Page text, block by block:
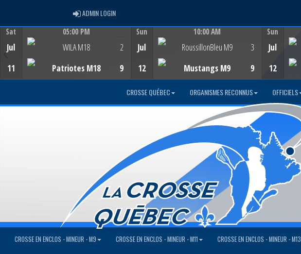
ADMIN LOGINADMIN LOGIN
Sat
Jul
11
05:00 PM
WILA M18
Patriotes M18
2
9
Sun
Jul
12
10:00 AM
RoussillonBleu M9
Mustangs M9
3
9
Sun
Jul
12
CROSSE QUÉBEC ORGANISMES RECONNUS OFFICIELS
CROSSE EN ENCLOS - MINEUR - M9 CROSSE EN ENCLOS - MINEUR - M11 CROSSE EN ENCLOS - MINEUR - M13